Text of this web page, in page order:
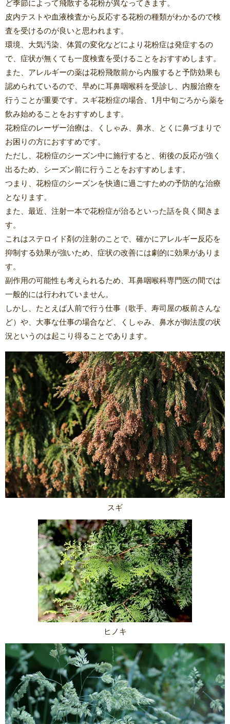
ど季節によって飛散する花粉が異なってきます。
皮内テストや血液検査から反応する花粉の種類がわかるので検
査を受けるのが良いと思われます。
環境、大気汚染、体質の変化などにより花粉症は発症するの
で、症状が無くても一度検査を受けることをおすすめします。
また、アレルギーの薬は花粉飛散前から内服すると予防効果も
認められているので、早めに耳鼻咽喉科を受診し、内服治療を
行うことが重要です。スギ花粉症の場合、1月中旬ごろから薬を
飲み始めることをおすすめします。
花粉症のレーザー治療は、くしゃみ、鼻水、とくに鼻づまりで
お困りの方におすすめです。
ただし、花粉症のシーズン中に施行すると、術後の反応が強く
出るため、シーズン前に行うことをおすすめします。
つまり、花粉症のシーズンを快適に過ごすための予防的な治療
となります。
また、最近、注射一本で花粉症が治るといった話を良く聞きま
す。
これはステロイド剤の注射のことで、確かにアレルギー反応を
抑制する効果が強いため、症状の改善には劇的に効果がありま
す。
副作用の可能性も考えられるため、耳鼻咽喉科専門医の間では
一般的には行われていません。
しかし、たとえば人前で行う仕事（歌手、寿司屋の板前さんな
ど）や、大事な仕事の場合など、くしゃみ、鼻水が御法度の状
況というのは起こり得ることであります。
スギ
ヒノキ